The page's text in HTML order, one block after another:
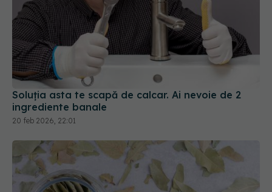
Soluția asta te scapă de calcar. Ai nevoie de 2
ingrediente banale
20 feb 2026, 22:01